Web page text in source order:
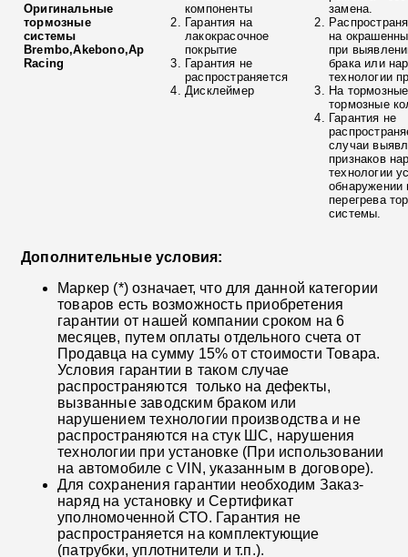
Оригинальные
тормозные
системы
Brembo,Akebono,Ap
Racing
компоненты
Гарантия на
лакокрасочное
покрытие
Гарантия не
распространяется
Дисклеймер
замена.
на
при
брака или
технологии
На
тормозные
Гарантия не
случаи
признаков
технологии
обнаружении
перегрева
системы.
Дополнительные условия:
Маркер (*) означает, что для данной категории
товаров есть возможность приобретения
гарантии от нашей компании сроком на 6
месяцев, путем оплаты отдельного счета от
Продавца на сумму 15% от стоимости Товара.
Условия гарантии в таком случае
распространяются только на дефекты,
вызванные заводским браком или
нарушением технологии производства и не
распространяются на стук ШС, нарушения
технологии при установке (При использовании
на автомобиле с VIN, указанным в договоре).
Для сохранения гарантии необходим Заказ-
наряд на установку и Сертификат
уполномоченной СТО. Гарантия не
распространяется на комплектующие
(патрубки, уплотнители и т.п.).